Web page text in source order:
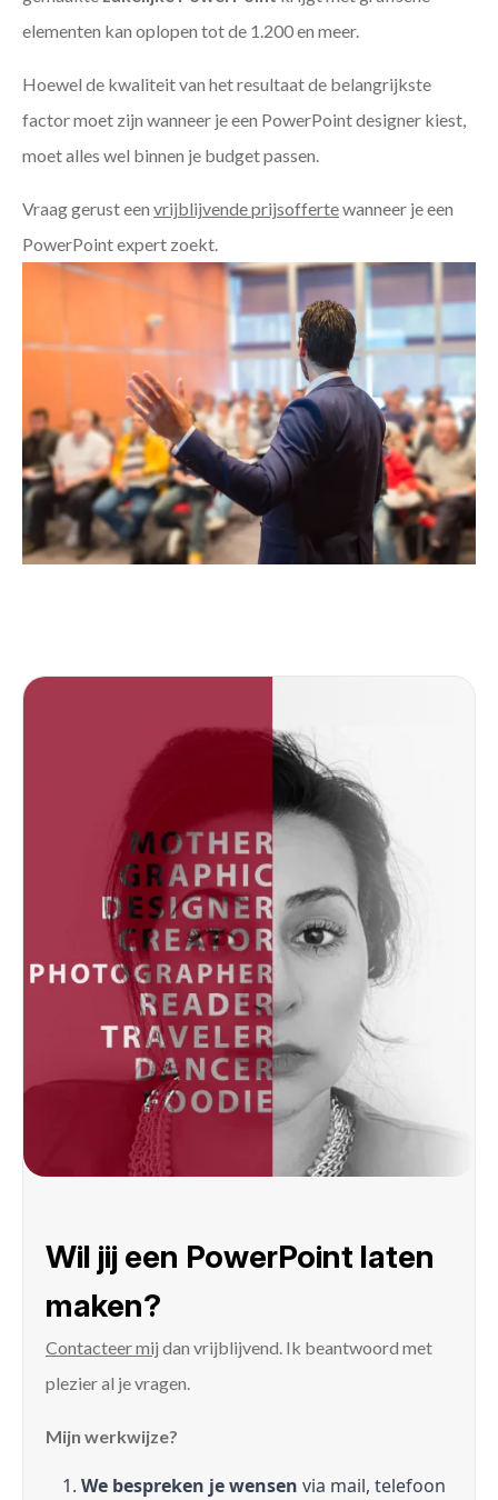
elementen kan oplopen tot de 1.200 en meer.
Hoewel de kwaliteit van het resultaat de belangrijkste
factor moet zijn wanneer je een PowerPoint designer kiest,
moet alles wel binnen je budget passen.
Vraag gerust een vrijblijvende prijsoffertewanneer je een
PowerPoint expert zoekt.
Wil jij een PowerPoint laten
maken?
Contacteer mij dan vrijblijvend. Ik beantwoord met
plezier al je vragen.
Mijn werkwijze?
We bespreken je wensen via mail, telefoon